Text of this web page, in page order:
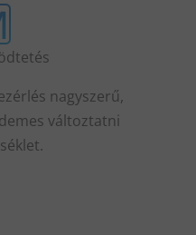
nagyszerű,
változtatni
.